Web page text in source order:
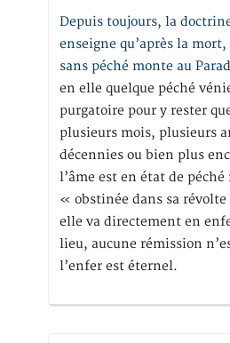
Depuis toujours, la
enseigne qu’après la mort,
sans péché monte au
en elle quelque péché
purgatoire pour y rester
plusieurs mois, plusieurs
décennies ou bien plus
l’âme est en état de
« obstinée dans sa
elle va directement en
lieu, aucune rémission
l’enfer est éternel.